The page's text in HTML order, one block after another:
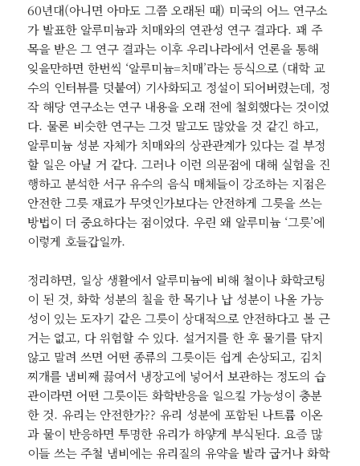
60년대(아니면 아마도 그쯤 오래된 때) 미국의 어느 연구소
가 발표한 알루미늄과 치매와의 연관성 연구 결과다. 꽤 주
목을 받은 그 연구 결과는 이후 우리나라에서 언론을 통해
잊을만하면 한번씩 ‘알루미늄=치매’라는 등식으로 (대학 교
수의 인터뷰를 덧붙여) 기사화되고 정설이 되어버렸는데, 정
작 해당 연구소는 연구 내용을 오래 전에 철회했다는 것이었
다. 물론 비슷한 연구는 그것 말고도 많았을 것 같긴 하고,
알루미늄 성분 자체가 치매와의 상관관계가 있다는 걸 부정
할 일은 아닐 거 같다. 그러나 이런 의문점에 대해 실험을 진
행하고 분석한 서구 유수의 음식 매체들이 강조하는 지점은
안전한 그릇 재료가 무엇인가보다는 안전하게 그릇을 쓰는
방법이 더 중요하다는 점이었다. 우린 왜 알루미늄 ‘그릇’에
이렇게 호들갑일까.
정리하면, 일상 생활에서 알루미늄에 비해 철이나 화학코팅
이 된 것, 화학 성분의 칠을 한 목기나 납 성분이 나올 가능
성이 있는 도자기 같은 그릇이 상대적으로 안전하다고 볼 근
거는 없고, 다 위험할 수 있다. 설거지를 한 후 물기를 닦지
않고 말려 쓰면 어떤 종류의 그릇이든 쉽게 손상되고, 김치
찌개를 냄비째 끓여서 냉장고에 넣어서 보관하는 정도의 습
관이라면 어떤 그릇이든 화학반응을 일으킬 가능성이 충분
한 것. 유리는 안전한가?? 유리 성분에 포함된 나트륨 이온
과 물이 반응하면 투명한 유리가 하얗게 부식된다. 요즘 많
이들 쓰는 주철 냄비에는 유리질의 유약을 발라 굽거나 화학